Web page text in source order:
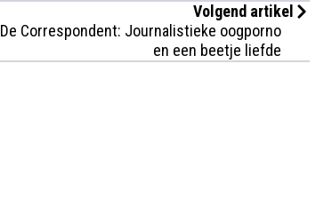
Volgend artikel
De Correspondent: Journalistieke oogporno
en een beetje liefde